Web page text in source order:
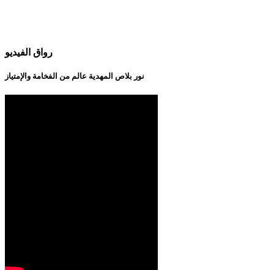
رواق الفيديو
نور بلاص المهدية عالم من الفخامة والإمتياز